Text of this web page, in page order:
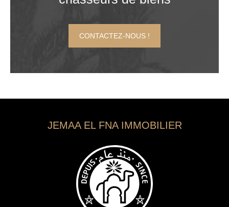
CONTACTEZ-NOUS !
JEMAA EL FNA IMMOBILIER